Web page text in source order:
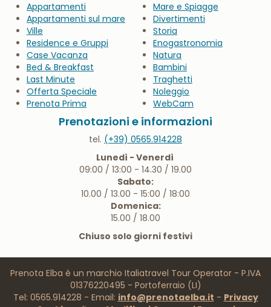
Appartamenti
Appartamenti sul mare
Ville
Residence e Gruppi
Case Vacanza
Bed & Breakfast
Last Minute
Offerta Speciale
Prenota Prima
Mare e Spiagge
Divertimenti
Storia
Enogastronomia
Natura
Bambini
Traghetti
Noleggio
WebCam
Prenotazioni e informazioni
tel. (+39) 0565.914228
Lunedì - Venerdì
09:00 / 13:00 - 14.30 / 19.00
Sabato:
10.00 / 13.00 - 15:00 / 18:00
Domenica:
15.00 / 18.00
Chiuso solo giorni festivi
Prenota Elba è un marchio Italiatravel Tour Operator - P.IVA
01376220495 - Portoferraio (LI)
Tel: 0565.914228 - Email: info@prenotaelba.it - Privacy